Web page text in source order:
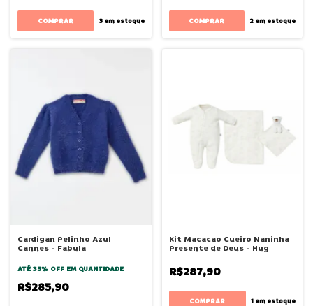
COMPRAR 3em estoque COMPRAR 2 em estoque
Cardigan Pelinho Azul
Cannes - Fabula
ATÉ 35% OFF EM QUANTIDADE
R$285,90
Kit Macacao Cueiro Naninha
Presente de Deus - Hug
R$287,90
COMPRAR 1 em estoque